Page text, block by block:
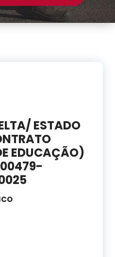
ESTADO
EDUCAÇÃO)